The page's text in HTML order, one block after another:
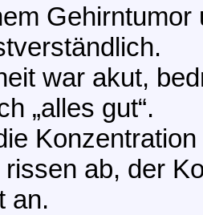
war akut,
„alles gut“.
ab, der
an.